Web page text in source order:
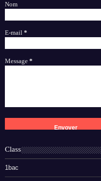
Nom
E-mail *
Message *
Class
1bac